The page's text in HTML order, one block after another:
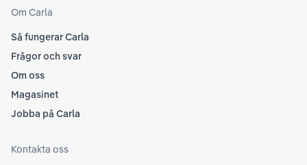
Om Carla
Så fungerar Carla
Frågor och svar
Om oss
Magasinet
Jobba på Carla
Kontakta oss